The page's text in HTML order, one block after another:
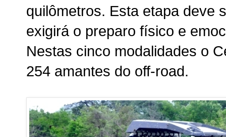
quilômetros. Esta etapa deve
exigirá o preparo físico e
Nestas cinco modalidades o
254 amantes do off-road.